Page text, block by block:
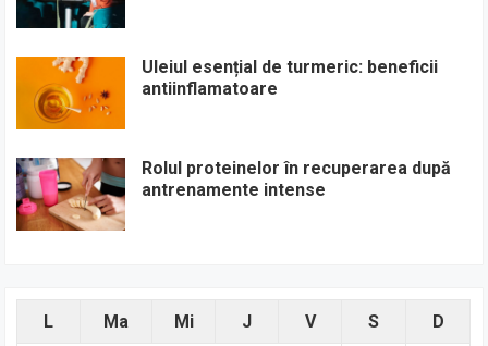
Uleiul esențial de turmeric: beneficii
antiinflamatoare
Rolul proteinelor în recuperarea după
antrenamente intense
L Ma Mi J V S D